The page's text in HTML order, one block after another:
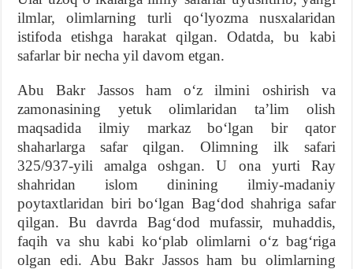
ilmlar, olimlarning turli qo‘lyozma nusxalaridan
istifoda etishga harakat qilgan. Odatda, bu kabi
safarlar bir necha yil davom etgan.
Abu Bakr Jassos ham o‘z ilmini oshirish va
zamonasining yetuk olimlaridan ta’lim olish
maqsadida ilmiy markaz bo‘lgan bir qator
shaharlarga safar qilgan. Olimning ilk safari
325/937-yili amalga oshgan. U ona yurti Ray
shahridan islom dinining ilmiy-madaniy
poytaxtlaridan biri bo‘lgan Bag‘dod shahriga safar
qilgan. Bu davrda Bag‘dod mufassir, muhaddis,
faqih va shu kabi ko‘plab olimlarni o‘z bag‘riga
olgan edi. Abu Bakr Jassos ham bu olimlarning